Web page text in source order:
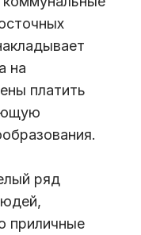
на
платить
ряд
приличные